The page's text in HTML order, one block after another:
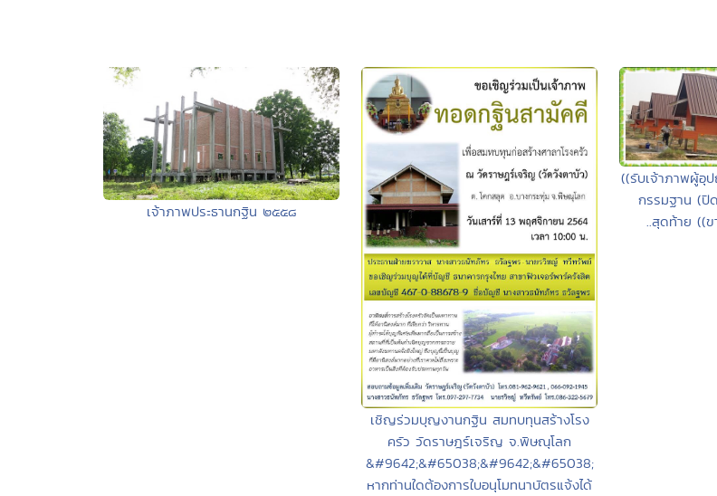
เจ้าภาพประธานกฐิน ๒๕๕๘
เชิญร่วมบุญงานกฐิน สมทบทุนสร้างโรง
ครัว วัดราษฎร์เจริญ จ.พิษณุโลก
&#9642;&#65038;&#9642;&#65038;
หากท่านใดต้องการใบอนุโมทนาบัตรแจ้งได้
((รับเจ้าภาพผู้อุ
กรรมฐาน (ปิ
..สุดท้าย ((ข